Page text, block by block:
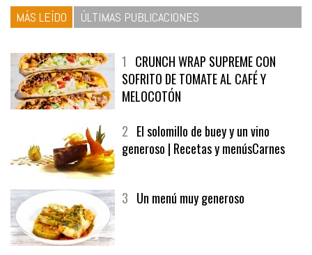
MÁS LEÍDO ÚLTIMAS PUBLICACIONES
1 CRUNCH WRAP SUPREME CON
SOFRITO DE TOMATE AL CAFÉ Y
MELOCOTÓN
2 El solomillo de buey y un vino
generoso | Recetas y menúsCarnes
3 Un menú muy generoso